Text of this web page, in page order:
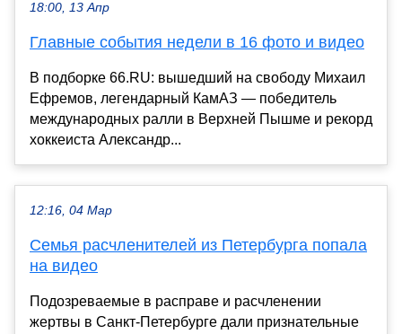
18:00, 13 Апр
Главные события недели в 16 фото и видео
В подборке 66.RU: вышедший на свободу Михаил
Ефремов, легендарный КамАЗ — победитель
международных ралли в Верхней Пышме и рекорд
хоккеиста Александр...
12:16, 04 Мар
Семья расчленителей из Петербурга попала
на видео
Подозреваемые в расправе и расчленении
жертвы в Санкт-Петербурге дали признательные